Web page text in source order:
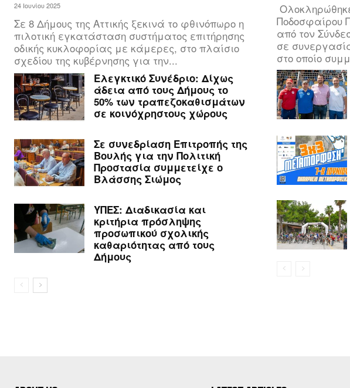
24 Ιουνίου 2025
Σε 8 Δήμους της Αττικής ξεκινά το φθινόπωρο η
πιλοτική εγκατάσταση συστήματος επιτήρησης
οδικής κυκλοφορίας με κάμερες, στο πλαίσιο
σχεδίου της κυβέρνησης για την...
Ελεγκτικό Συνέδριο: Δίχως
άδεια από τους Δήμους το
50% των τραπεζοκαθισμάτων
σε κοινόχρηστους χώρους
Σε συνεδρίαση Επιτροπής της
Βουλής για την Πολιτική
Προστασία συμμετείχε ο
Βλάσσης Σιώμος
ΥΠΕΣ: Διαδικασία και
κριτήρια πρόσληψης
προσωπικού σχολικής
καθαριότητας από τους
Δήμους
Ποδοσφαίρου
από τον
σε
στο οποίο